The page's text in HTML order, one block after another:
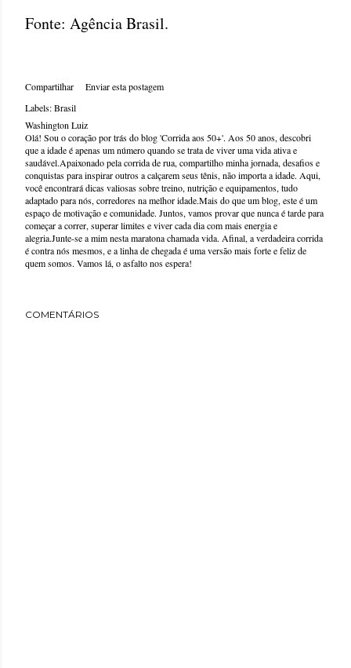
Fonte: Agência Brasil.
Compartilhar
Enviar esta postagem
Labels:Brasil
Washington Luiz
Olá! Sou o coração por trás do blog 'Corrida aos 50+'. Aos 50 anos, descobri
que a idade é apenas um número quando se trata de viver uma vida ativa e
saudável.Apaixonado pela corrida de rua, compartilho minha jornada, desafios e
conquistas para inspirar outros a calçarem seus tênis, não importa a idade. Aqui,
você encontrará dicas valiosas sobre treino, nutrição e equipamentos, tudo
adaptado para nós, corredores na melhor idade.Mais do que um blog, este é um
espaço de motivação e comunidade. Juntos, vamos provar que nunca é tarde para
começar a correr, superar limites e viver cada dia com mais energia e
alegria.Junte-se a mim nesta maratona chamada vida. Afinal, a verdadeira corrida
é contra nós mesmos, e a linha de chegada é uma versão mais forte e feliz de
quem somos. Vamos lá, o asfalto nos espera!
COMENTÁRIOS